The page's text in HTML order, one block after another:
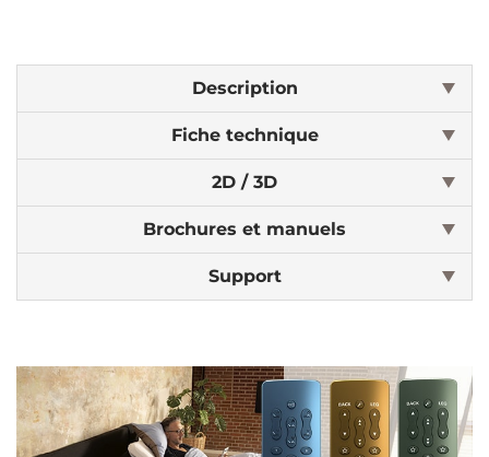
Description
Fiche technique
2D / 3D
Brochures et manuels
Support